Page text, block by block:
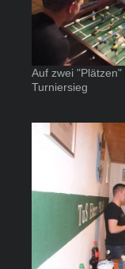
Auf zwei
Turniersieg